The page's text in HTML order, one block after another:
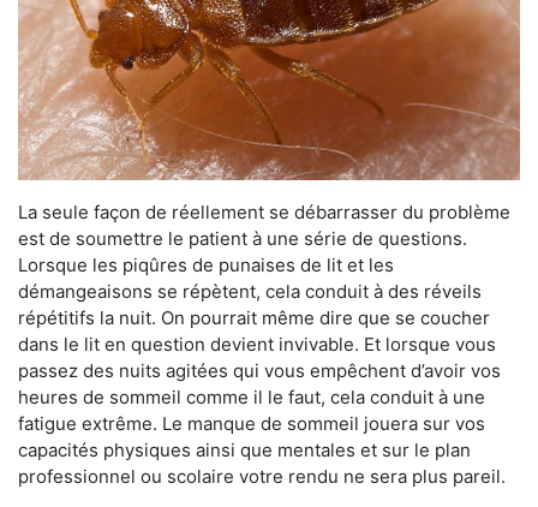
La seule façon de réellement se débarrasser du problème
est de soumettre le patient à une série de questions.
Lorsque les piqûres de punaises de lit et les
démangeaisons se répètent, cela conduit à des réveils
répétitifs la nuit. On pourrait même dire que se coucher
dans le lit en question devient invivable. Et lorsque vous
passez des nuits agitées qui vous empêchent d’avoir vos
heures de sommeil comme il le faut, cela conduit à une
fatigue extrême. Le manque de sommeil jouera sur vos
capacités physiques ainsi que mentales et sur le plan
professionnel ou scolaire votre rendu ne sera plus pareil.